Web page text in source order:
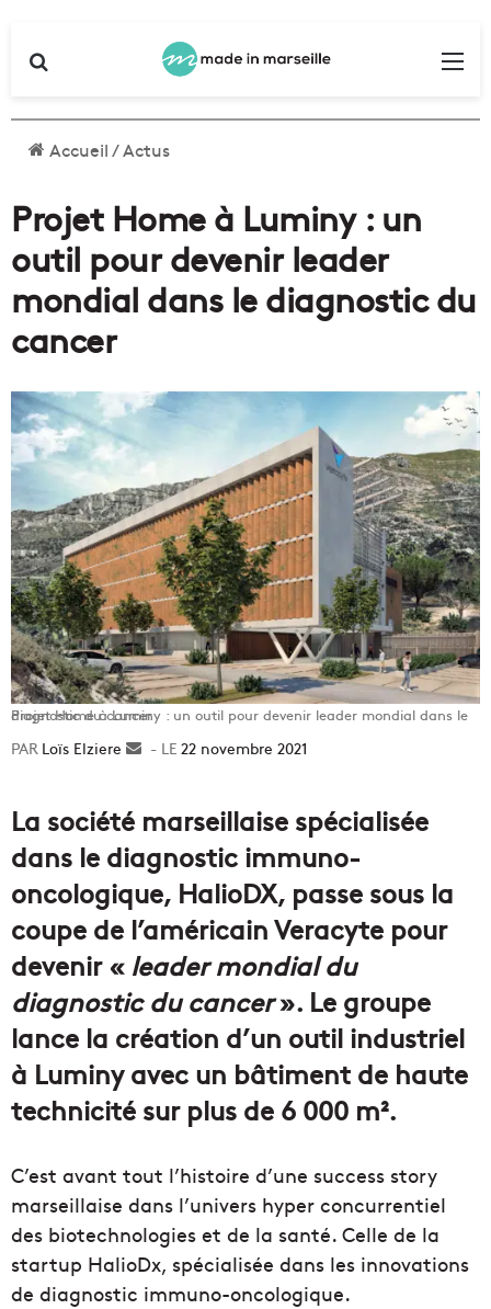
Accueil/Actus
Projet Home à Luminy : un
outil pour devenir leader
mondial dans le diagnostic du
cancer
Projet Home à Luminy : un outil pour devenir leader mondial dans le diagnostic du cancer
Loïs Elziere
Envoyer22 novembre 2021
La société marseillaise spécialisée
dans le diagnostic immuno-
oncologique, HalioDX, passe sous la
coupe de l’américain Veracyte pour
devenir « leader mondial du
diagnostic du cancer». Le groupe
lance la création d’un outil industriel
à Luminy avec un bâtiment de haute
technicité sur plus de 6 000 m².
C’est avant tout l’histoire d’une success story
marseillaise dans l’univers hyper concurrentiel
des biotechnologies et de la santé. Celle de la
startup HalioDx, spécialisée dans les innovations
de diagnostic immuno-oncologique.